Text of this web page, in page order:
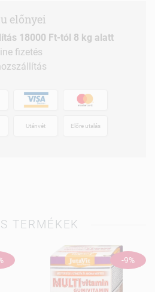
előnyei
18000 Ft-tól 8 kg alatt
fizetés
Utánvét Előre utalás
TERMÉKEK
-9%